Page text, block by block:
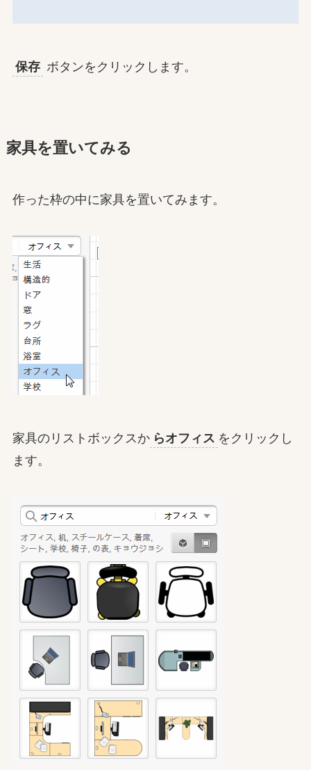
保存 ボタンをクリックします。
家具を置いてみる
作った枠の中に家具を置いてみます。
家具のリストボックスか らオフィス をクリックし
ます。